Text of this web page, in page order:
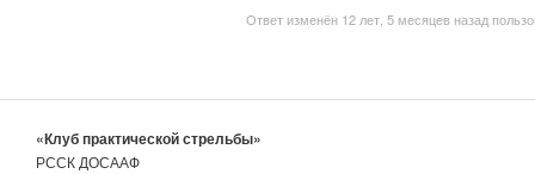
Ответ изменён 12 лет, 5 месяцев назад
«Клуб практической стрельбы»
РССК ДОСААФ